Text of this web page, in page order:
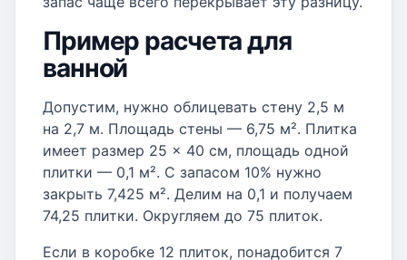
Пример расчета для
ванной
Допустим, нужно облицевать стену 2,5 м
на 2,7 м. Площадь стены — 6,75 м². Плитка
имеет размер 25 × 40 см, площадь одной
плитки — 0,1 м². С запасом 10% нужно
закрыть 7,425 м². Делим на 0,1 и получаем
74,25 плитки. Округляем до 75 плиток.
Если в коробке 12 плиток, понадобится 7